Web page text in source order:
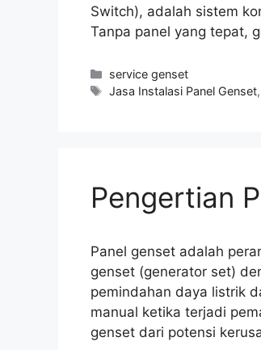
Switch), adalah sistem
Tanpa panel yang tepat,
service genset
Jasa Instalasi Panel Genset,
Pengertian
Panel genset adalah
genset (generator set)
pemindahan daya listrik
manual ketika terjadi
genset dari potensi